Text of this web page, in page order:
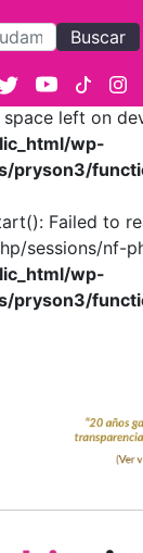
space left on
wp-
pryson3/
Failed to
sessions/nf-
wp-
pryson3/
Buscar